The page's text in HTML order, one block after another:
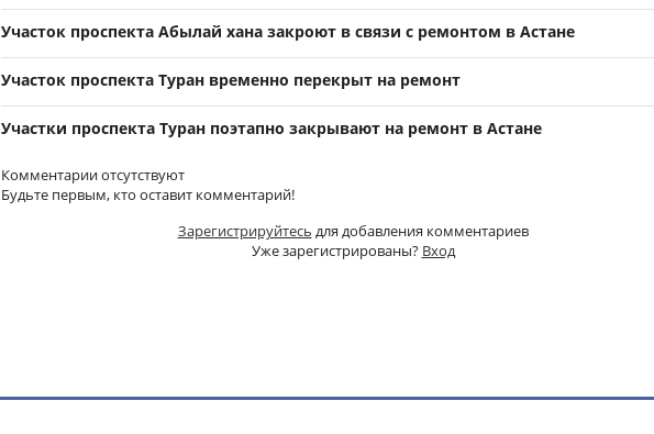
Участок проспекта Абылай хана закроют в связи с ремонтом в Астане
Участок проспекта Туран временно перекрыт на ремонт
Участки проспекта Туран поэтапно закрывают на ремонт в Астане
Комментарии отсутствуют
Будьте первым, кто оставит комментарий!
Зарегистрируйтесь для добавления комментариев
Уже зарегистрированы? Вход